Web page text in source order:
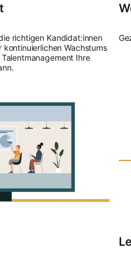
richtigen Kandidat:innen
kontinuierlichen Wachstums
Ihre